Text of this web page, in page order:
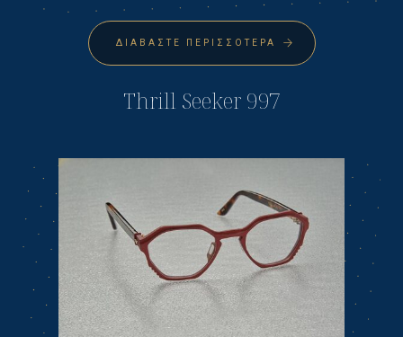
ΔΙΑΒΆΣΤΕ ΠΕΡΙΣΣΌΤΕΡΑ
Thrill Seeker 997